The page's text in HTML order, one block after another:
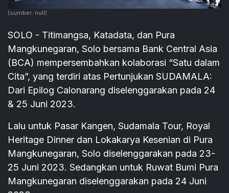
(sumber: null)
SOLO - Titimangsa, Katadata, dan Pura
Mangkunegaran, Solo bersama Bank Central Asia
(BCA) mempersembahkan kolaborasi “Satu dalam
Cita”, yang terdiri atas Pertunjukan SUDAMALA:
Dari Epilog Calonarang diselenggarakan pada 24
& 25 Juni 2023.
Lalu untuk Pasar Kangen, Sudamala Tour, Royal
Heritage Dinner dan Lokakarya Kesenian di Pura
Mangkunegaran, Solo diselenggarakan pada 23-
25 Juni 2023. Sedangkan untuk Ruwat Bumi Pura
Mangkunegaran diselenggarakan pada 24 Juni